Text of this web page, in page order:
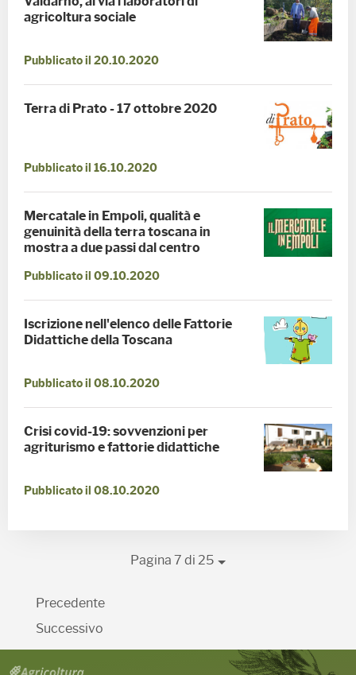
agricoltura sociale
Pubblicato il 20.10.2020
Terra di Prato - 17 ottobre 2020
Pubblicato il 16.10.2020
Mercatale in Empoli, qualità e
genuinità della terra toscana in
mostra a due passi dal centro
Pubblicato il 09.10.2020
Iscrizione nell'elenco delle Fattorie
Didattiche della Toscana
Pubblicato il 08.10.2020
Crisi covid-19: sovvenzioni per
agriturismo e fattorie didattiche
Pubblicato il 08.10.2020
Pagina 7 di 25
Precedente
Successivo